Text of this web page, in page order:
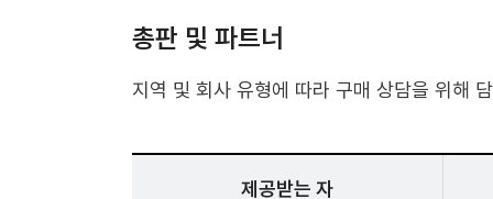
총판 및 파트너
지역 및 회사 유형에 따라 구매 상담을 위해
제공받는 자